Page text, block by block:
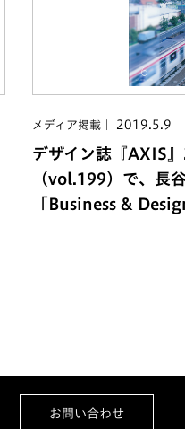
メディア掲載 2019.5.9
デザイン誌『AXIS
（vol.199）で、長
「Business &
お問い合わせ